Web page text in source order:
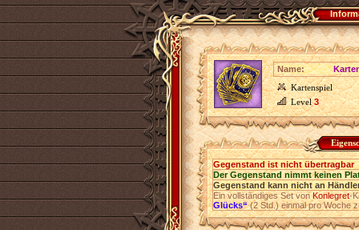
Name:
Kartenspiel
Level3
Gegenstand ist nicht übertragbar
Der Gegenstand nimmt keinen
Gegenstand kann nicht an
Ein vollständiges Set vonKonlegret-
Glücks“(2 Std.) einmal pro Woche